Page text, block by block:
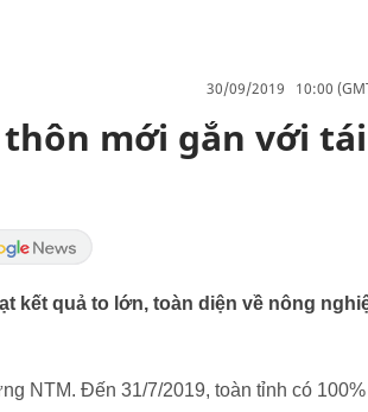
30/09/2019 10:00
mới gắn với
kết quả to lớn, toàn diện về nông
NTM. Đến 31/7/2019, toàn tỉnh có 100%